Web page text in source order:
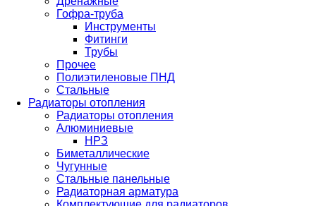
Гофра-труба
Инструменты
Фитинги
Трубы
Прочее
Полиэтиленовые ПНД
Стальные
Радиаторы отопления
Радиаторы отопления
Алюминиевые
НРЗ
Биметаллические
Чугунные
Стальные панельные
Радиаторная арматура